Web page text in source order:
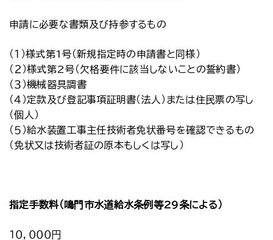
申請に必要な書類及び持参するもの
（１）様式第1号（新規指定時の申請書と同様）
（２）様式第2号（欠格要件に該当しないことの誓約書）
（３）機械器具調書
（４）定款及び登記事項証明書（法人）または住民票の写し
（個人）
（５）給水装置工事主任技術者免状番号を確認できるもの
（免状又は技術者証の原本もしくは写し）
指定手数料（鳴門市水道給水条例等29条による）
１０，０００円